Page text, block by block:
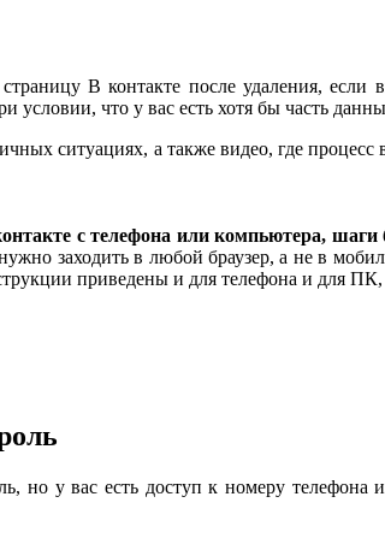
В контакте после удаления,
условии, что у вас есть хотя бы часть
ситуациях, а также видео, где процесс
с телефона или компьютера, шаги
заходить в любой браузер, а не в
приведены и для телефона и для ПК,
у вас есть доступ к номеру телефона